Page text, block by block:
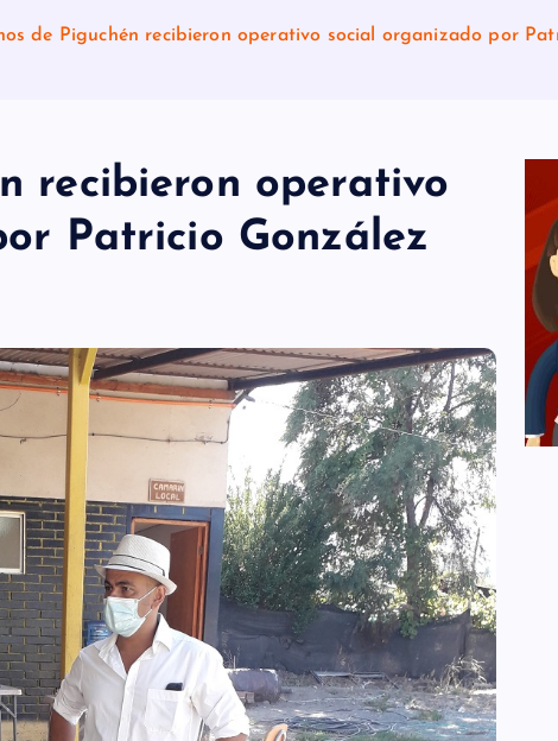
de Piguchén recibieron operativo social organizado por
recibieron operativo
Patricio González